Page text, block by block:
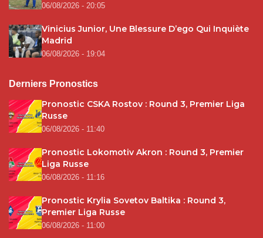
06/08/2026 - 20:05
Vinicius Junior, Une Blessure D’ego Qui Inquiète
Madrid
06/08/2026 - 19:04
Derniers Pronostics
Pronostic CSKA Rostov : Round 3, Premier Liga
Russe
06/08/2026 - 11:40
Pronostic Lokomotiv Akron : Round 3, Premier
Liga Russe
06/08/2026 - 11:16
Pronostic Krylia Sovetov Baltika : Round 3,
Premier Liga Russe
06/08/2026 - 11:00